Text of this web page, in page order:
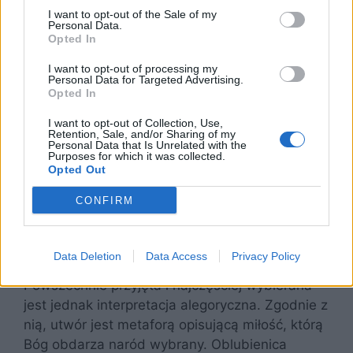
I want to opt-out of the Sale of my
Personal Data.
Opted In
I want to opt-out of processing my
Personal Data for Targeted Advertising.
Opted In
I want to opt-out of Collection, Use,
Retention, Sale, and/or Sharing of my
Personal Data that Is Unrelated with the
Purposes for which it was collected.
Opted Out
CONFIRM
Data Deletion Data Access Privacy Policy
Boga. Na próżno można też szukać
jakichkolwiek informacji dotyczących życia
duchowego religijności. Pieśń nad pieśniami jest
interpretowana na różne sposoby. Jeden z nich
mówi, że jest ona po prostu tekstem
stanowi odrębną całość. Język nie wskazuje na
żadne sformułowania potoczne. Z tego względu
też, uznaje się, że były to wzorcowe pieśni,
wykorzystywane powszechnie podczas
uroczystości weselnych. Niektórzy uczeni
zwracają uwagę na to, żePieśń nad Pieśniami
Powszechnie przyjęta i najczęściej wybierana
jest jednak interpretacja alegoryczna. Zgodnie z
nią, utwór jest metaforą opisującą miłość, którą
Bóg obdarza naród wybrany. Oblubienica